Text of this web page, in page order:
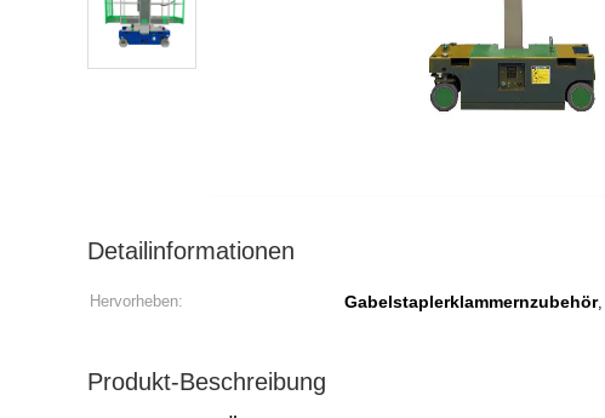
Detailinformationen
Hervorheben: Gabelstaplerklammernzubehör,
Produkt-Beschreibung